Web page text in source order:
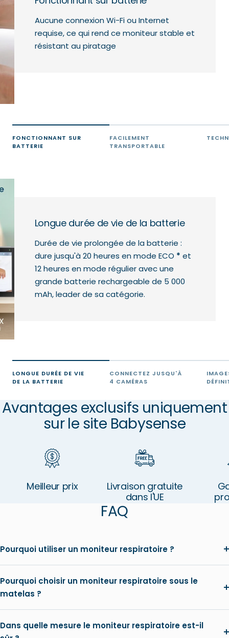
Aucune connexion Wi-Fi ou Internet
requise, ce qui rend ce moniteur stable et
résistant au piratage
FONCTIONNANT SUR
BATTERIE
FACILEMENT
TRANSPORTABLE
Longue durée de vie de la batterie
Durée de vie prolongée de la batterie :
dure jusqu'à 20 heures en mode ECO * et
12 heures en mode régulier avec une
grande batterie rechargeable de 5 000
mAh, leader de sa catégorie.
LONGUE DURÉE DE VIE
DE LA BATTERIE
CONNECTEZ JUSQU'À
4 CAMÉRAS
Avantages exclusifs uniquement
sur le site Babysense
Meilleur prix
Livraison gratuite
dans l'UE
FAQ
Pourquoi utiliser un moniteur respiratoire ?
Pourquoi choisir un moniteur respiratoire sous le
matelas ?
Dans quelle mesure le moniteur respiratoire est-il